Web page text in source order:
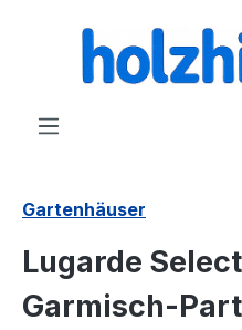
springen
Gartenhäuser
Lugarde
Garmisch-